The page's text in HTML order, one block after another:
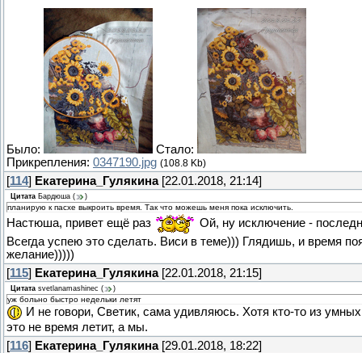
Было:
Стало:
Прикрепления: 0347190.jpg (108.8 Kb)
[114] Екатерина_Гулякина[22.01.2018, 21:14]
Цитата Бардюша ( )
планирую к пасхе выкроить время. Так что можешь меня пока исключить.
Настюша, привет ещё раз
Ой, ну исключение -
Всегда успею это сделать. Виси в теме))) Глядишь, и время
желание)))))
[115] Екатерина_Гулякина[22.01.2018, 21:15]
Цитата svetlanamashinec ( )
уж больно быстро недельки летят
И не говори, Светик, сама удивляюсь. Хотя кто-то из
это не время летит, а мы.
[116] Екатерина_Гулякина[29.01.2018, 18:22]